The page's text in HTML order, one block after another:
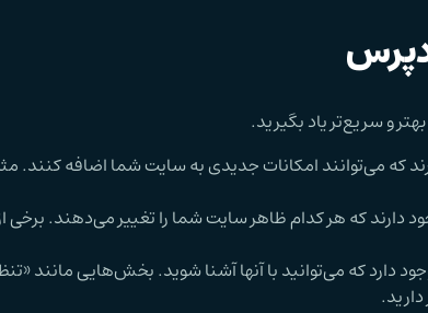
و سریع‌تر یاد بگیرید.
که می‌توانند امکانات جدیدی به سایت شما اضافه کنند.
دارند که هر کدام ظاهر سایت شما را تغییر می‌دهند. برخی
دارد که می‌توانید با آنها آشنا شوید. بخش‌هایی مانند